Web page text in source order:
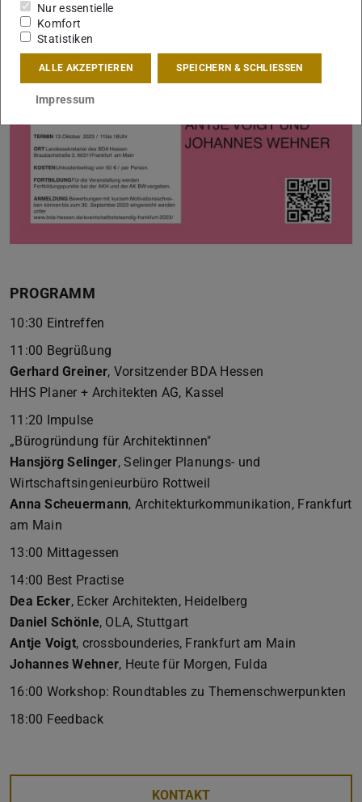
PROGRAMM
10:30 Eintreffen
11:00 Begrüßung
Gerhard Greiner, Vorsitzender BDA Hessen
HHS Planer + Architekten AG, Kassel
11:20 Impulse
„Bürogründung für Architektinnen"
Hansjörg Selinger, Selinger Planungs- und
Wirtschaftsingenieurbüro Rottweil
Anna Scheuermann, Architekturkommunikation, Frankfurt
am Main
13:00 Mittagessen
14:00 Best Practise
Dea Ecker, Ecker Architekten, Heidelberg
Daniel Schönle, OLA, Stuttgart
Antje Voigt, crossbounderies, Frankfurt am Main
Johannes Wehner, Heute für Morgen, Fulda
16:00 Workshop: Roundtables zu Themenschwerpunkten
18:00 Feedback
KONTAKT
Nur essentielle
Komfort
Statistiken
ALLE AKZEPTIEREN SPEICHERN & SCHLIESSEN
Impressum